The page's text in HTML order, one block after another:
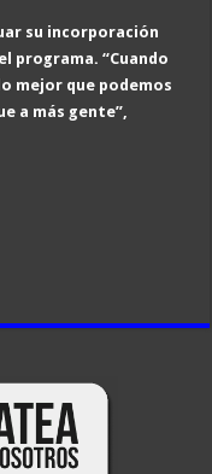
su incorporación
programa. “Cuando
mejor que podemos
a más gente”,